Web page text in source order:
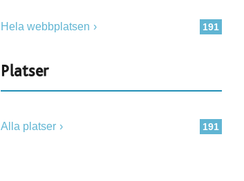
191
Hela webbplatsen
Platser
191
Alla platser